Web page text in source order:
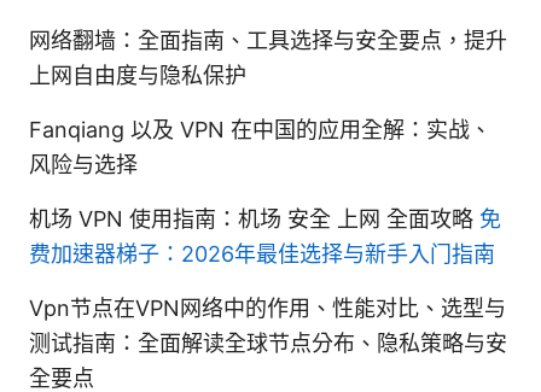
网络翻墙：全面指南、工具选择与安全要点，提升
上网自由度与隐私保护
Fanqiang 以及 VPN 在中国的应用全解：实战、
风险与选择
机场 VPN 使用指南：机场 安全 上网 全面攻略 免
费加速器梯子：2026年最佳选择与新手入门指南
Vpn节点在VPN网络中的作用、性能对比、选型与
测试指南：全面解读全球节点分布、隐私策略与安
全要点